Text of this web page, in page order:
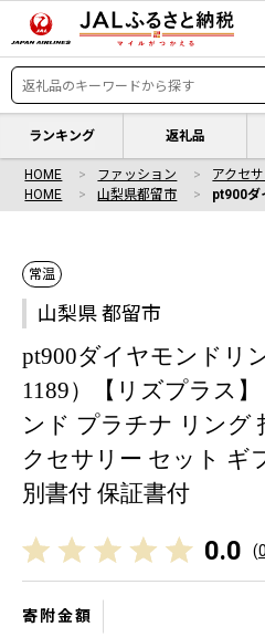
ランキング 返礼品
HOME ファッション アクセ
HOME
山梨県都留市 pt900ダ
常温
山梨県 都留市
pt900ダイヤモンドリ
1189）【リズプラス
ンド プラチナ リング
クセサリー セット ギ
別書付 保証書付
0.0 (0
寄附金額